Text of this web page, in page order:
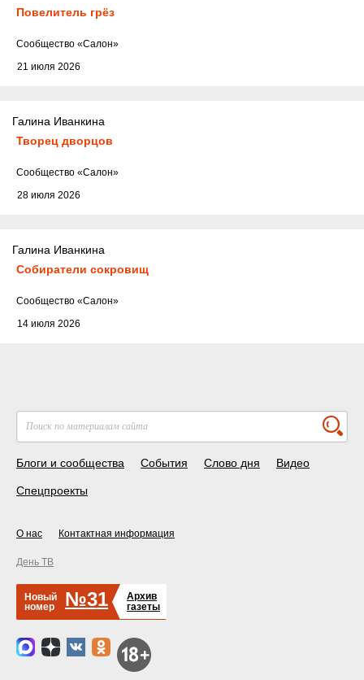
Повелитель грёз
21 июля 2026
Cообщество «Салон»
Галина Иванкина
Творец дворцов
28 июля 2026
Cообщество «Салон»
Галина Иванкина
Собиратели сокровищ
14 июля 2026
Cообщество «Салон»
Блоги и сообщества События Слово дня Видео
Спецпроекты
О нас Контактная информация
День ТВ
Новый
номер
№31
Архив
газеты